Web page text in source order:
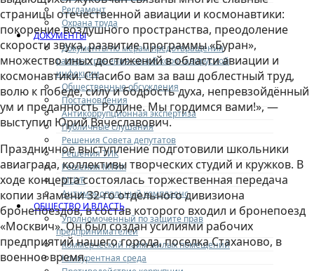
Регламент
Охрана труда
ДОКУМЕНТЫ
Документы по мерам предотвращения
распространения новой коронавирусной
инфекции
Общественные обсуждения
Постановления
Антикоррупционная экспертиза
Публичные слушания
Решения Совета депутатов
Решения ТИК
Решения МТИК
МЦУР
Антимонопольный комплаенс
ОБЩЕСТВО И ВЛАСТЬ
Уполномоченный по защите прав
предпринимателей
Коммерческий найм жилых помещений
Конкурентная среда
страницы отечественной авиации и космонавтики:
покорение воздушного пространства, преодоление
скорости звука, развитие программы «Буран»,
множество иных достижений в области авиации и
космонавтики. Спасибо вам за ваш доблестный труд,
волю к победе, силу и бодрость духа, непревзойдённый
ум и преданность Родине. Мы гордимся вами!», —
выступил Юрий Вячеславович.
Праздничное выступление подготовили школьники
авиаграда, коллективы творческих студий и кружков. В
ходе концерта состоялась торжественная передача
копии знамени 32-го отдельного дивизиона
бронепоездов, в состав которого входил и бронепоезд
«Москвич». Он был создан усилиями рабочих
предприятий нашего города, поселка Стаханово, в
военное время.